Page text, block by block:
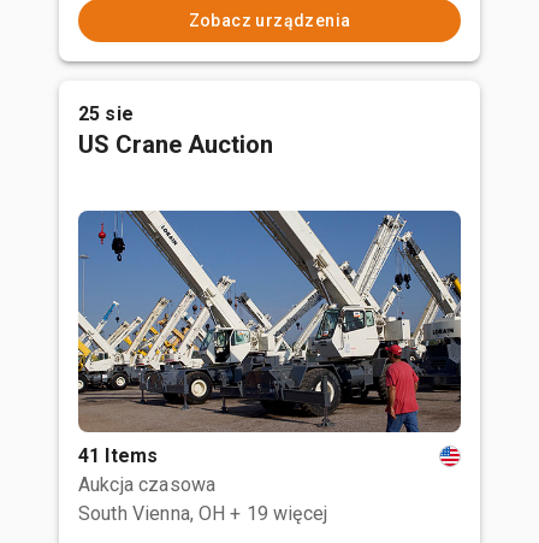
Zobacz urządzenia
25 sie
US Crane Auction
41 Items
Aukcja czasowa
South Vienna, OH + 19 więcej